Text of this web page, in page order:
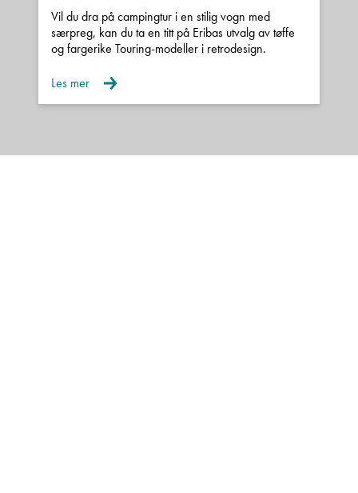
Vil du dra på campingtur i en stilig vogn med
særpreg, kan du ta en titt på Eribas utvalg av tøffe
og fargerike Touring-modeller i retrodesign.
Les mer